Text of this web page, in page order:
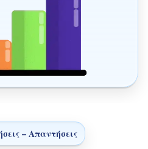
– Απαντήσεις